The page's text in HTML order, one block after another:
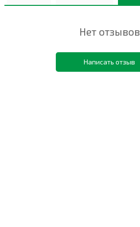
Нет отзывов
Написать отзыв